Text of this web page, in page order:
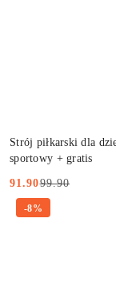
Strój piłkarski dla
sportowy + gratis
Cena
promocyjna:
91.90
Cena
przed
99.90
-8%